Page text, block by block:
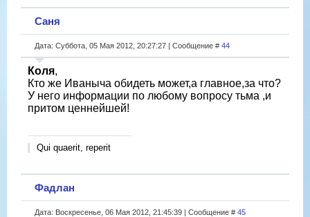
Саня
Дата: Суббота, 05 Мая 2012, 20:27:27 | Сообщение # 44
Коля,
Кто же Иваныча обидеть может,а главное,за что?
У него информации по любому вопросу тьма ,и
притом ценнейшей!
Qui quaerit, reperit
Фадлан
Дата: Воскресенье, 06 Мая 2012, 21:45:39 | Сообщение # 45